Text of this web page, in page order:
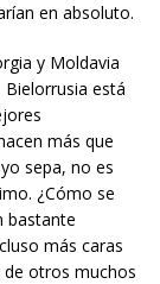
en absoluto.
y Moldavia
está
más que
sepa, no es
¿Cómo se
bastante
más caras
de otros muchos